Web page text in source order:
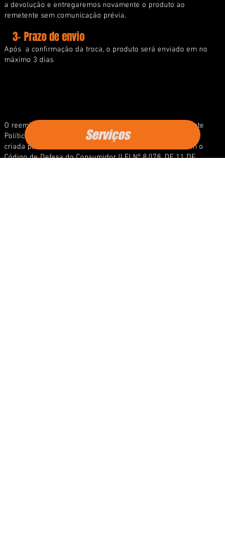
a devolução e entregaremos novamente o produto ao
remetente sem comunicação prévia.
3- Prazo de envio
Após a confirmação da troca, o produto será enviado em no
máximo 3 dias
O reembolso do valor do serviço será regido pela seguinte
Política de Troca, Cancelamento, Devolução e Reembolso,
criada pela Set Point Beach Tennis, em consonância com o
Código de Defesa do Consumidor (LEI Nº 8.078, DE 11 DE
Serviços